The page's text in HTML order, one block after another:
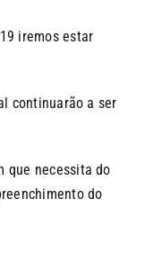
iremos estar
continuarão a ser
que necessita do
do